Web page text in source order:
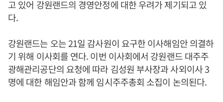
고 있어 강원랜드의 경영안정에 대한 우려가 제기되고 있
다.
강원랜드는 오는 21일 감사원이 요구한 이사해임안 의결하
기 위해 이사회를 연다. 이번 이사회에서 강원랜드 대주주
광해관리공단의 요청에 따라 김성원 부사장과 사외이사 3
명에 대한 해임안과 함께 임시주주총회 소집이 논의된다.